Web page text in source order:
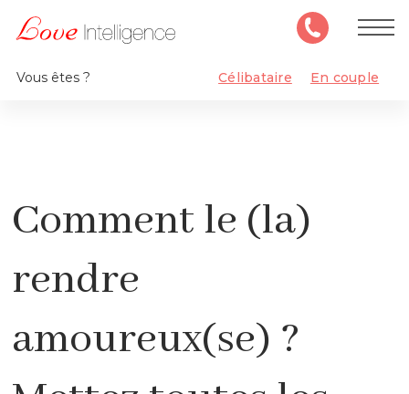
Vous êtes ? Célibataire En couple
Comment le (la)
rendre
amoureux(se) ?